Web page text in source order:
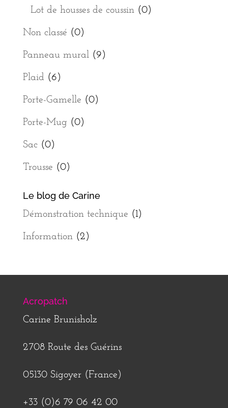
Lot de housses de coussin (0)
Non classé (0)
Panneau mural (9)
Plaid (6)
Porte-Gamelle (0)
Porte-Mug (0)
Sac (0)
Trousse (0)
Le blog de Carine
Démonstration technique (1)
Information(2)
Acropatch
Carine Brunisholz
2708 Route des Guérins
05130 Sigoyer (France)
+33 (0)6 79 06 42 00